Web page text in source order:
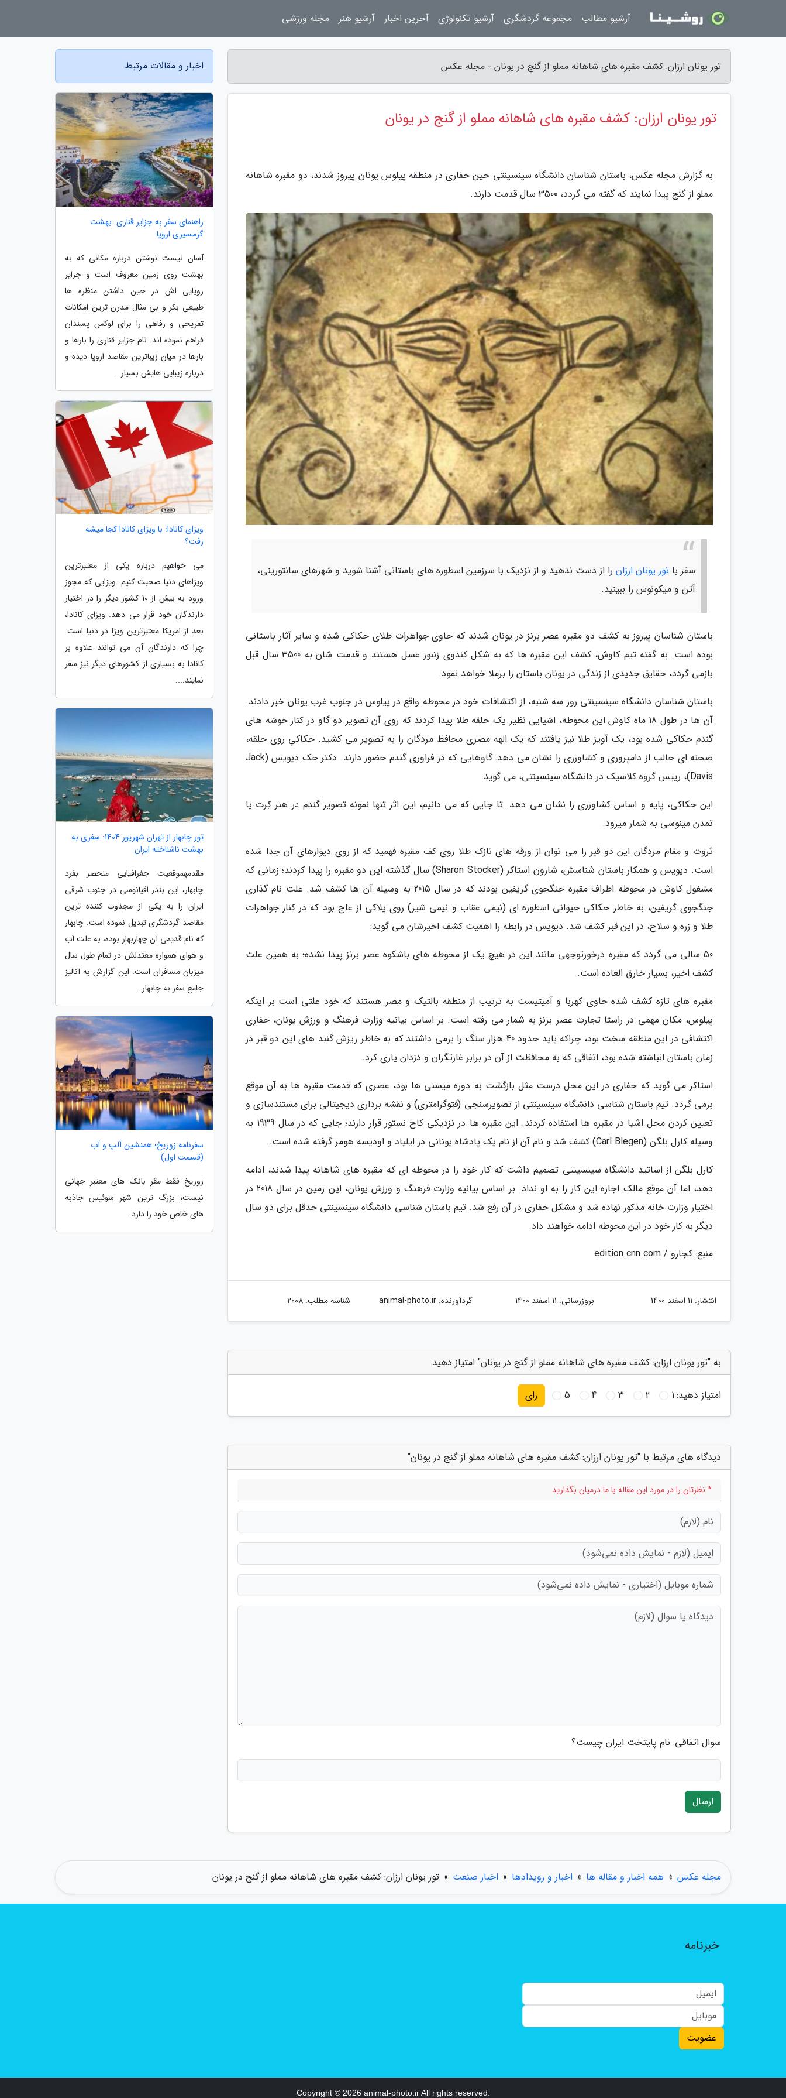
تور یونان ارزان: کشف مقبره های شاهانه مملو از گنج در یونان - مجله عکس
تور یونان ارزان: کشف مقبره های شاهانه مملو از گنج در یونان
به گزارش مجله عکس، باستان شناسان دانشگاه سینسینتی حین حفاری در منطقه پیلوس یونان پیروز شدند، دو مقبره شاهانه
مملو از گنج پیدا نمایند که گفته می گردد، 3500 سال قدمت دارند.
سفر با تور یونان ارزان را از دست ندهید و از نزدیک با سرزمین اسطوره های باستانی آشنا شوید و شهرهای سانتورینی،
آتن و میکونوس را ببینید.
باستان شناسان پیروز به کشف دو مقبره عصر برنز در یونان شدند که حاوی جواهرات طلای حکاکی شده و سایر آثار باستانی
بوده است. به گفته تیم کاوش، کشف این مقبره ها که به شکل کندوی زنبور عسل هستند و قدمت شان به 3500 سال قبل
بازمی گردد، حقایق جدیدی از زندگی در یونان باستان را برملا خواهد نمود.
باستان شناسان دانشگاه سینسینتی روز سه شنبه، از اکتشافات خود در محوطه واقع در پیلوس در جنوب غرب یونان خبر دادند.
آن ها در طول 18 ماه کاوش این محوطه، اشیایی نظیر یک حلقه طلا پیدا کردند که روی آن تصویر دو گاو در کنار خوشه های
گندم حکاکی شده بود، یک آویز طلا نیز یافتند که یک الهه مصری محافظ مردگان را به تصویر می کشید. حکاکیِ روی حلقه،
صحنه ای جالب از دامپروری و کشاورزی را نشان می دهد: گاوهایی که در فراوری گندم حضور دارند. دکتر جک دیویس (Jack
Davis)، رییس گروه کلاسیک در دانشگاه سینسینتی، می گوید:
این حکاکی، پایه و اساس کشاورزی را نشان می دهد. تا جایی که می دانیم، این اثر تنها نمونه تصویر گندم در هنر کِرت یا
تمدن مینوسی به شمار میرود.
ثروت و مقام مردگان این دو قبر را می توان از ورقه های نازک طلا روی کف مقبره فهمید که از روی دیوارهای آن جدا شده
است. دیویس و همکار باستان شناسش، شارون استاکر (Sharon Stocker) سال گذشته این دو مقبره را پیدا کردند؛ زمانی که
مشغول کاوش در محوطه اطراف مقبره جنگجوی گریفین بودند که در سال 2015 به وسیله آن ها کشف شد. علت نام گذاری
جنگجوی گریفین، به خاطر حکاکی حیوانی اسطوره ای (نیمی عقاب و نیمی شیر) روی پلاکی از عاج بود که در کنار جواهرات
طلا و زره و سلاح، در این قبر کشف شد. دیویس در رابطه را اهمیت کشف اخیرشان می گوید:
50 سالی می گردد که مقبره درخورتوجهی مانند این در هیچ یک از محوطه های باشکوه عصر برنز پیدا نشده؛ به همین علت
کشف اخیر، بسیار خارق العاده است.
مقبره های تازه کشف شده حاوی کهربا و آمیتیست به ترتیب از منطقه بالتیک و مصر هستند که خود علتی است بر اینکه
پیلوس، مکان مهمی در راستا تجارت عصر برنز به شمار می رفته است. بر اساس بیانیه وزارت فرهنگ و ورزش یونان، حفاری
اکتشافی در این منطقه سخت بود، چراکه باید حدود 40 هزار سنگ را برمی داشتند که به خاطر ریزش گنبد های این دو قبر در
زمان باستان انباشته شده بود، اتفاقی که به محافظت از آن در برابر غارتگران و دزدان یاری کرد.
استاکر می گوید که حفاری در این محل درست مثل بازگشت به دوره میسنی ها بود، عصری که قدمت مقبره ها به آن موقع
برمی گردد. تیم باستان شناسی دانشگاه سینسینتی از تصویرسنجی (فتوگرامتری) و نقشه برداری دیجیتالی برای مستندسازی و
تعیین کردن محل اشیا در مقبره ها استفاده کردند. این مقبره ها در نزدیکی کاخ نستور قرار دارند؛ جایی که در سال 1939 به
وسیله کارل بلگن (Carl Blegen) کشف شد و نام آن از نام یک پادشاه یونانی در ایلیاد و اودیسه هومر گرفته شده است.
کارل بلگن از اساتید دانشگاه سینسینتی تصمیم داشت که کار خود را در محوطه ای که مقبره های شاهانه پیدا شدند، ادامه
دهد، اما آن موقع مالک اجازه این کار را به او نداد. بر اساس بیانیه وزارت فرهنگ و ورزش یونان، این زمین در سال 2018 در
اختیار وزارت خانه مذکور نهاده شد و مشکل حفاری در آن رفع شد. تیم باستان شناسی دانشگاه سینسینتی حدقل برای دو سال
دیگر به کار خود در این محوطه ادامه خواهند داد.
منبع: کجارو / edition.cnn.com
انتشار: 11 اسفند 1400 بروزرسانی: 11 اسفند 1400 گردآورنده:animal-photo.ir شناسه مطلب: 2008
به "تور یونان ارزان: کشف مقبره های شاهانه مملو از گنج در یونان" امتیاز دهید
امتیاز دهید:1
2
3
4
5 رای
دیدگاه های مرتبط با "تور یونان ارزان: کشف مقبره های شاهانه مملو از گنج در یونان"
* نظرتان را در مورد این مقاله با ما درمیان بگذارید
سوال اتفاقی: نام پایتخت ایران چیست؟
ارسال
اخبار و مقالات مرتبط
راهنمای سفر به جزایر قناری: بهشت
گرمسیری اروپا
آسان نیست نوشتن درباره مکانی که به
بهشت روی زمین معروف است و جزایر
رویایی اش در حین داشتن منظره ها
طبیعی بکر و بی مثال مدرن ترین امکانات
تفریحی و رفاهی را برای لوکس پسندان
فراهم نموده اند. نام جزایر قناری را بارها و
بارها در میان زیباترین مقاصد اروپا دیده و
درباره زیبایی هایش بسیار...
ویزای کانادا: با ویزای کانادا کجا میشه
رفت؟
می خواهیم درباره یکی از معتبرترین
ویزاهای دنیا صحبت کنیم. ویزایی که مجوز
ورود به بیش از 10 کشور دیگر را در اختیار
دارندگان خود قرار می دهد. ویزای کانادا،
بعد از امریکا معتبرترین ویزا در دنیا است.
چرا که دارندگان آن می توانند علاوه بر
کانادا به بسیاری از کشورهای دیگر نیز سفر
نمایند....
تور چابهار از تهران شهریور 1404: سفری به
بهشت ناشناخته ایران
مقدمهموقعیت جغرافیایی منحصر بفرد
چابهار، این بندر اقیانوسی در جنوب شرقی
ایران را به یکی از مجذوب کننده ترین
مقاصد گردشگری تبدیل نموده است. چابهار
که نام قدیمی آن چهاربهار بوده، به علت آب
و هوای همواره معتدلش در تمام طول سال
میزبان مسافران است. این گزارش به آنالیز
جامع سفر به چابهار...
سفرنامه زوریخ؛ همنشین آلپ و آب
(قسمت اول)
زوریخ فقط مقر بانک های معتبر جهانی
نیست؛ بزرگ ترین شهر سوئیس جاذبه
های خاص خود را دارد.
مجله عکس » همه اخبار و مقاله ها » اخبار و رویدادها » اخبار صنعت » تور یونان ارزان: کشف مقبره های شاهانه مملو از گنج در یونان
آرشیو مطالب مجموعه گردشگری آرشیو تکنولوژی آخرین اخبار آرشیو هنر مجله ورزشی
خبرنامه
عضویت
Copyright © 2026 animal-photo.ir All rights reserved.